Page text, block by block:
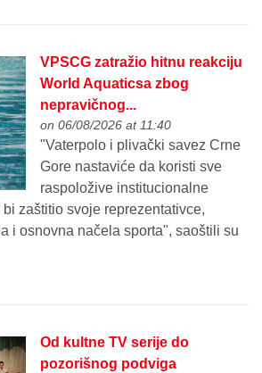
VPSCG zatražio hitnu reakciju
World Aquaticsa zbog
nepravičnog...
on 06/08/2026 at 11:40
"Vaterpolo i plivački savez Crne
Gore nastaviće da koristi sve
raspoložive institucionalne
zaštitio svoje reprezentativce,
i osnovna načela sporta", saoštili su
Od kultne TV serije do
pozorišnog podviga